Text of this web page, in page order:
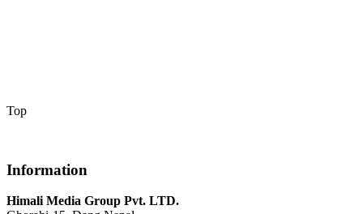
Top
Information
Himali Media Group Pvt. LTD.